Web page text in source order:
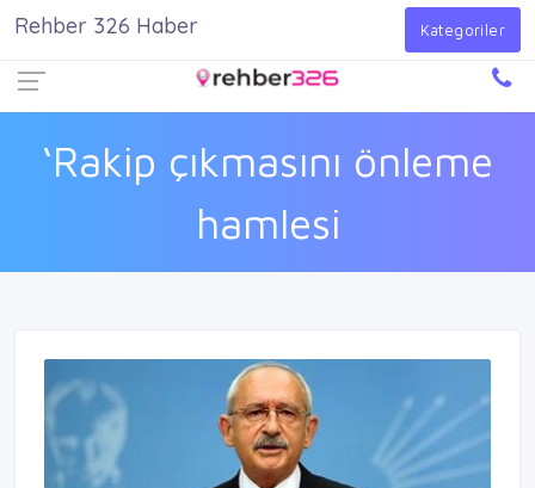
Giriş Yap
‘Rakip çıkmasını önleme
hamlesi
Rehber 326 Haber Kategoriler